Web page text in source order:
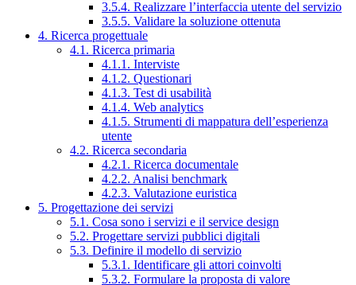
3.5.4. Realizzare l’interfaccia utente del servizio
3.5.5. Validare la soluzione ottenuta
4. Ricerca progettuale
4.1. Ricerca primaria
4.1.1. Interviste
4.1.2. Questionari
4.1.3. Test di usabilità
4.1.4. Web analytics
4.1.5. Strumenti di mappatura dell’esperienza
utente
4.2. Ricerca secondaria
4.2.1. Ricerca documentale
4.2.2. Analisi benchmark
4.2.3. Valutazione euristica
5. Progettazione dei servizi
5.1. Cosa sono i servizi e il service design
5.2. Progettare servizi pubblici digitali
5.3. Definire il modello di servizio
5.3.1. Identificare gli attori coinvolti
5.3.2. Formulare la proposta di valore